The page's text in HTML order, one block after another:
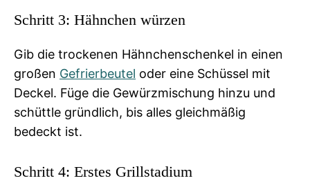
Schritt 3: Hähnchen würzen
Gib die trockenen Hähnchenschenkel in einen
großen Gefrierbeutel oder eine Schüssel mit
Deckel. Füge die Gewürzmischung hinzu und
schüttle gründlich, bis alles gleichmäßig
bedeckt ist.
Schritt 4: Erstes Grillstadium